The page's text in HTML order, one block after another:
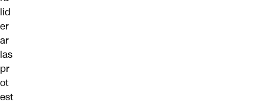
lid
er
ar
las
pr
ot
est